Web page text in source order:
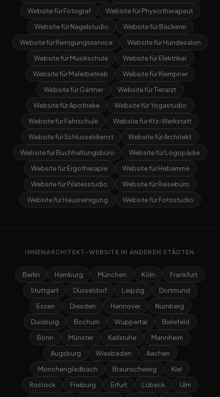
Website für Fotograf
Website für Physiotherapeut
Website für Nagelstudio
Website für Bäckerei
Website für Reinigungsservice
Website für Hundesalon
Website für Musikschule
Website für Elektriker
Website für Malerbetrieb
Website für Klempner
Website für Gärtner
Website für Tierarzt
Website für Apotheke
Website für Yogastudio
Website für Fahrschule
Website für Kfz-Werkstatt
Website für Schlüsseldienst
Website für Architekt
Website für Buchhaltungsbüro
Website für Logopädie
Website für Ergotherapie
Website für Hebamme
Website für Pilatesstudio
Website für Reisebüro
Website für Hausreinigung
Website für Fotostudio
INNENARCHITEKT-WEBSITE IN ANDEREN STÄDTEN
Berlin Hamburg München Köln
Frankfurt
Stuttgart
Düsseldorf Leipzig
Dortmund
Essen
Dresden Hannover
Nürnberg
Duisburg
Bochum Wuppertal
Bielefeld
Bonn
Münster Karlsruhe
Mannheim
Augsburg
Wiesbaden
Aachen
Mönchengladbach
Braunschweig
Kiel
Rostock
Freiburg Erfurt Lübeck
Ulm